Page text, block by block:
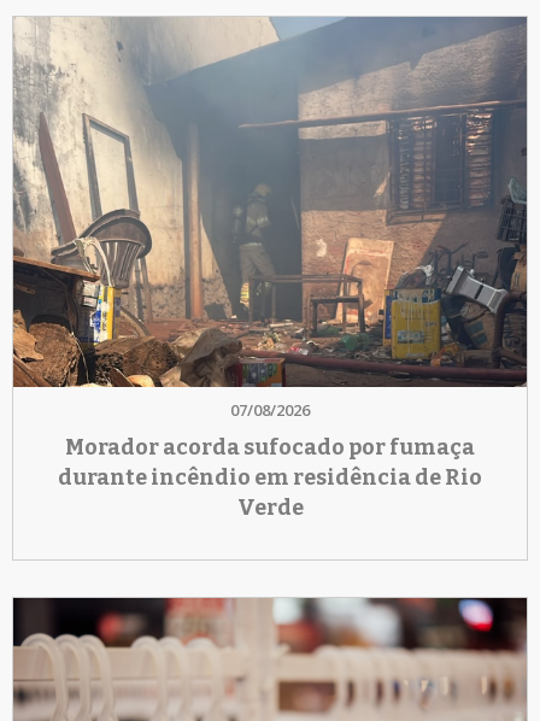
07/08/2026
Morador acorda sufocado por fumaça
durante incêndio em residência de Rio
Verde